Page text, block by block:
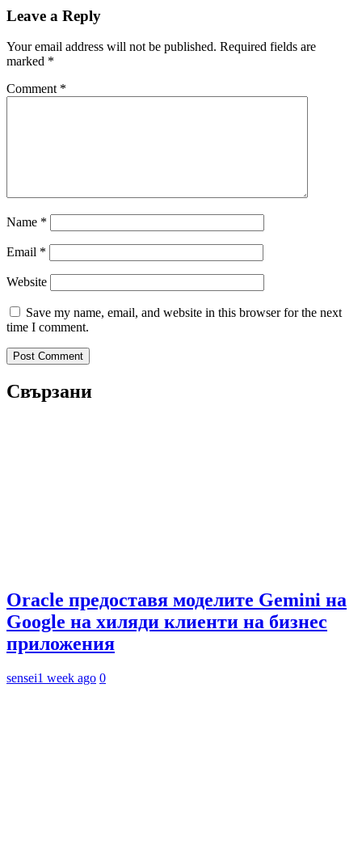
Leave a Reply
Your email address will not be published. Required fields are
marked *
Comment *
Name *
Email *
Website
Save my name, email, and website in this browser for the next
time I comment.
Свързани
Oracle предоставя моделите Gemini на
Google на хиляди клиенти на бизнес
приложения
sensei1 week ago 0